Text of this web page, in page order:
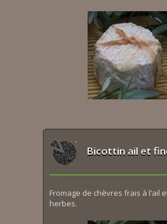
Bicottin ail et
Fromage de chèvres frais à l’ail
herbes.